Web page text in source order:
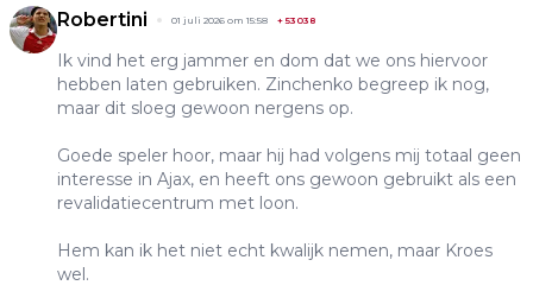
Robertini 01 juli 2026 om 15:58 + 53038
Ik vind het erg jammer en dom dat we ons hiervoor
hebben laten gebruiken. Zinchenko begreep ik nog,
maar dit sloeg gewoon nergens op.
Goede speler hoor, maar hij had volgens mij totaal geen
interesse in Ajax, en heeft ons gewoon gebruikt als een
revalidatiecentrum met loon.
Hem kan ik het niet echt kwalijk nemen, maar Kroes
wel.